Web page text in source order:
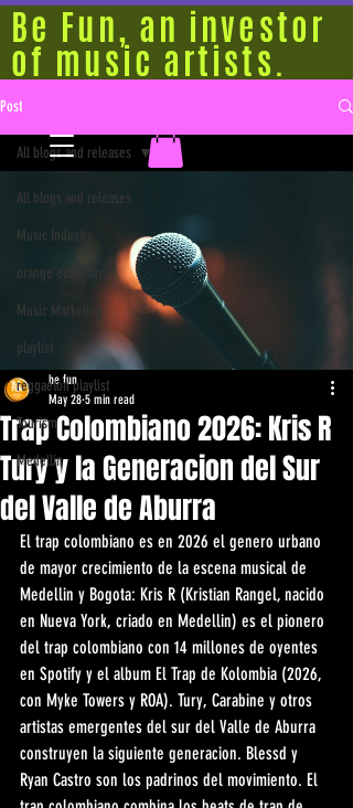
Be Fun, an investor
of music artists.
Post
All blogs and releases
Music Industry
orange economy
Music Marketing
playlist
reggaeton playlist
Tourism
Medellín
All blogs and releases
Trap Colombiano 2026: Kris R
Tury y la Generacion del Sur
del Valle de Aburra
be fun
May 28 5 min read
El trap colombiano es en 2026 el genero urbano
de mayor crecimiento de la escena musical de
Medellin y Bogota: Kris R (Kristian Rangel, nacido
en Nueva York, criado en Medellin) es el pionero
del trap colombiano con 14 millones de oyentes
en Spotify y el album El Trap de Kolombia (2026,
con Myke Towers y ROA). Tury, Carabine y otros
artistas emergentes del sur del Valle de Aburra
construyen la siguiente generacion. Blessd y
Ryan Castro son los padrinos del movimiento. El